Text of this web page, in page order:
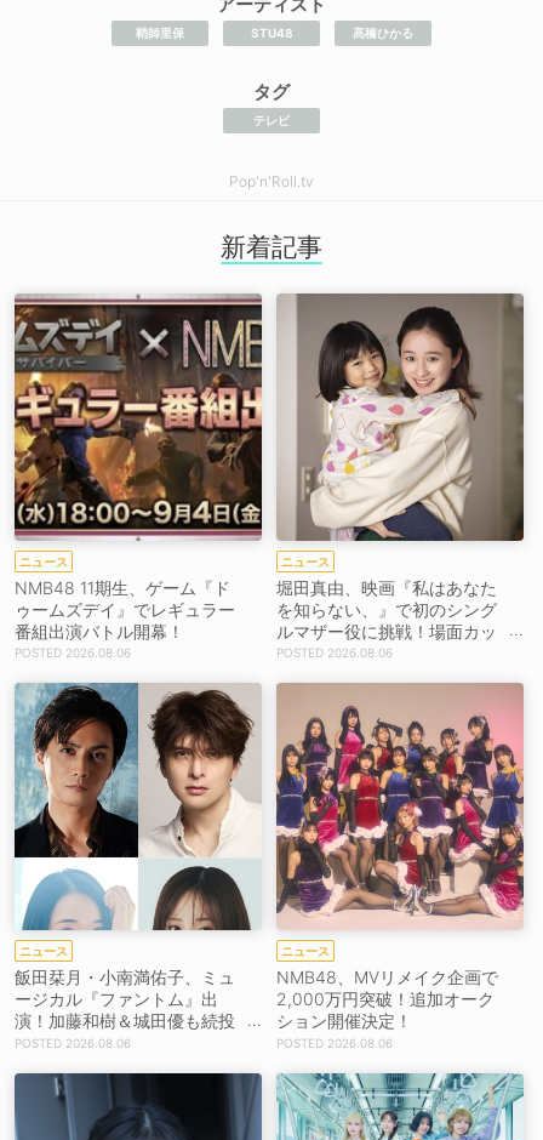
鞘師里保 STU48 髙橋ひかる
タグ
テレビ
Pop'n'Roll.tv
新着記事
ニュース
NMB48 11期生、ゲーム『ド
ゥームズデイ』でレギュラー
番組出演バトル開幕！
2026.08.06
ニュース
堀田真由、映画『私はあなた
を知らない、』で初のシング
ルマザー役に挑戦！場面カッ
トを解禁！【コメントあり】
2026.08.06
ニュース
飯田栞月・小南満佑子、ミュ
ージカル『ファントム』出
演！加藤和樹＆城田優も続投
【コメントあり】
2026.08.06
ニュース
NMB48、MVリメイク企画で
2,000万円突破！追加オーク
ション開催決定！
2026.08.06